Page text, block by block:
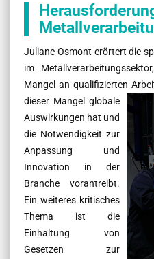
Juliane Osmont erörtert die
im
Mangel an qualifizierten
dieser Mangel globale
Auswirkungen hat und
die Notwendigkeit zur
Anpassung und
Innovation in der
Branche vorantreibt.
Ein weiteres kritisches
Thema ist die
Einhaltung von
Gesetzen zur